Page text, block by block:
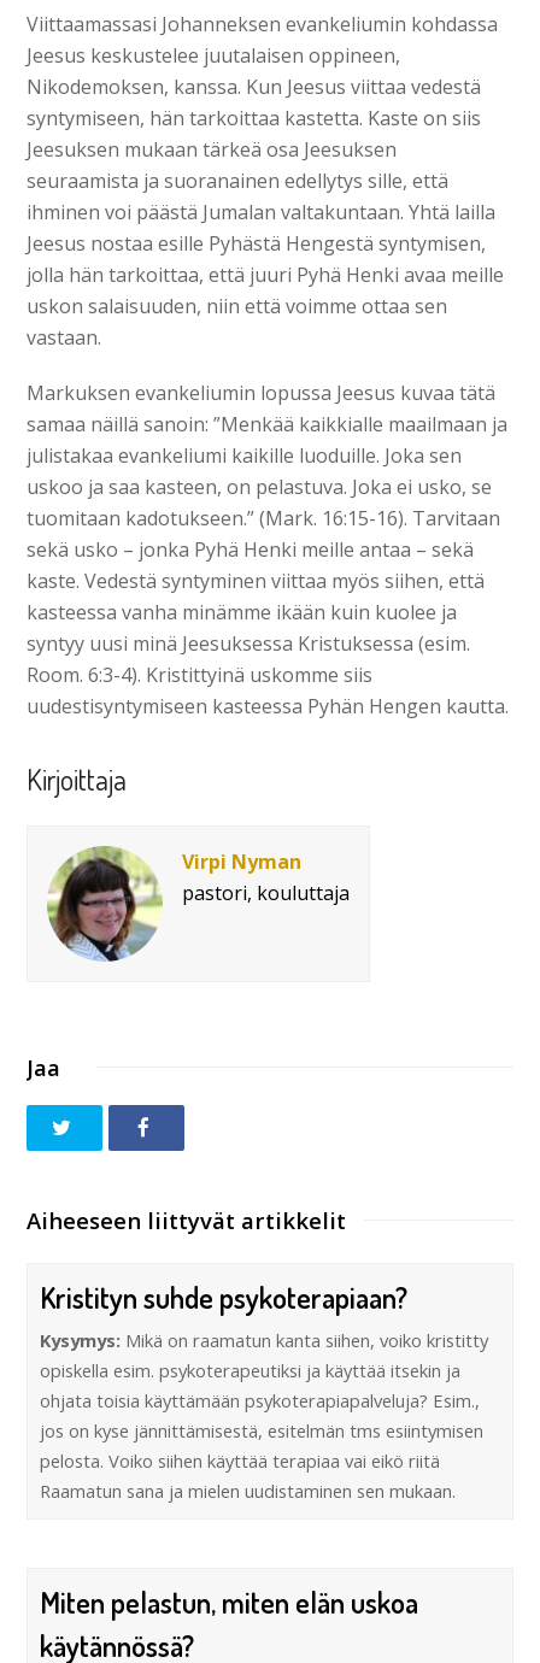
Viittaamassasi Johanneksen evankeliumin kohdassa
Jeesus keskustelee juutalaisen oppineen,
Nikodemoksen, kanssa. Kun Jeesus viittaa vedestä
syntymiseen, hän tarkoittaa kastetta. Kaste on siis
Jeesuksen mukaan tärkeä osa Jeesuksen
seuraamista ja suoranainen edellytys sille, että
ihminen voi päästä Jumalan valtakuntaan. Yhtä lailla
Jeesus nostaa esille Pyhästä Hengestä syntymisen,
jolla hän tarkoittaa, että juuri Pyhä Henki avaa meille
uskon salaisuuden, niin että voimme ottaa sen
vastaan.
Markuksen evankeliumin lopussa Jeesus kuvaa tätä
samaa näillä sanoin: ”Menkää kaikkialle maailmaan ja
julistakaa evankeliumi kaikille luoduille. Joka sen
uskoo ja saa kasteen, on pelastuva. Joka ei usko, se
tuomitaan kadotukseen.” (Mark. 16:15-16). Tarvitaan
sekä usko – jonka Pyhä Henki meille antaa – sekä
kaste. Vedestä syntyminen viittaa myös siihen, että
kasteessa vanha minämme ikään kuin kuolee ja
syntyy uusi minä Jeesuksessa Kristuksessa (esim.
Room. 6:3-4). Kristittyinä uskomme siis
uudestisyntymiseen kasteessa Pyhän Hengen kautta.
Kirjoittaja
Virpi Nyman
pastori, kouluttaja
Jaa
Aiheeseen liittyvät artikkelit
Kristityn suhde psykoterapiaan?
Kysymys: Mikä on raamatun kanta siihen, voiko kristitty
opiskella esim. psykoterapeutiksi ja käyttää itsekin ja
ohjata toisia käyttämään psykoterapiapalveluja? Esim.,
jos on kyse jännittämisestä, esitelmän tms esiintymisen
pelosta. Voiko siihen käyttää terapiaa vai eikö riitä
Raamatun sana ja mielen uudistaminen sen mukaan.
Miten pelastun, miten elän uskoa
käytännössä?